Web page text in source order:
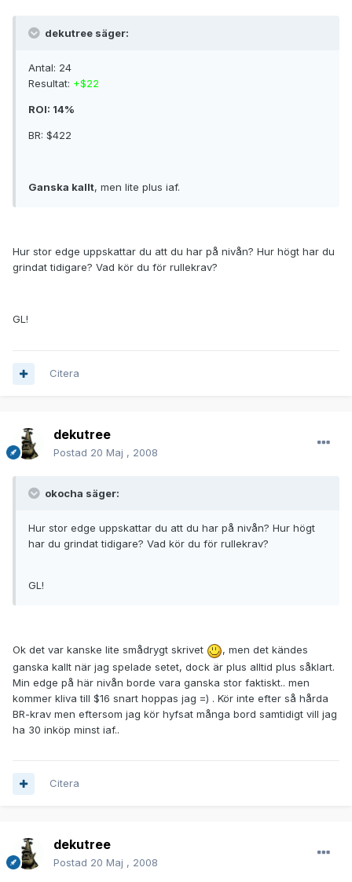
dekutree säger:
Antal: 24
Resultat: +$22
ROI: 14%
BR: $422
Ganska kallt, men lite plus iaf.
Hur stor edge uppskattar du att du har på nivån? Hur högt har du
grindat tidigare? Vad kör du för rullekrav?
GL!
Citera
dekutree
Postad 20 Maj , 2008
okocha säger:
Hur stor edge uppskattar du att du har på nivån? Hur högt
har du grindat tidigare? Vad kör du för rullekrav?
GL!
Ok det var kanske lite smådrygt skrivet
, men det kändes
ganska kallt när jag spelade setet, dock är plus alltid plus såklart.
Min edge på här nivån borde vara ganska stor faktiskt.. men
kommer kliva till $16 snart hoppas jag =) . Kör inte efter så hårda
BR-krav men eftersom jag kör hyfsat många bord samtidigt vill jag
ha 30 inköp minst iaf..
Citera
dekutree
Postad 20 Maj , 2008